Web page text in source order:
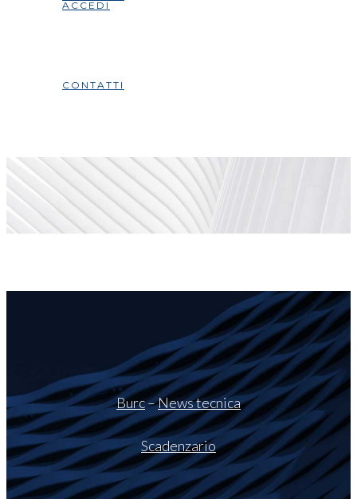
ACCEDI
CONTATTI
Burc–News tecnica
Scadenzario